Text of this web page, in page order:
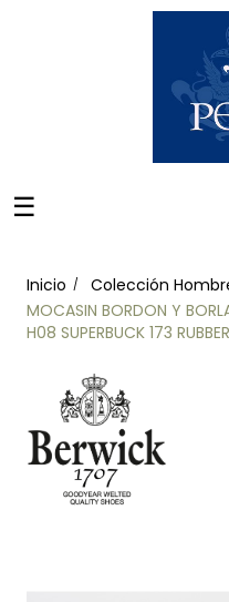
Navegación
☰
Inicio Colección
MOCASIN BORDON Y
H08 SUPERBUCK 173 RUBBER